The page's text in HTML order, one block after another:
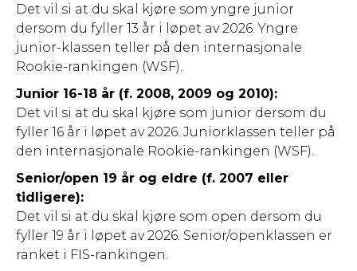
Det vil si at du skal kjøre som yngre junior
dersom du fyller 13 år i løpet av 2026. Yngre
junior-klassen teller på den internasjonale
Rookie-rankingen (WSF).
Junior 16-18 år (f. 2008, 2009 og 2010):
Det vil si at du skal kjøre som junior dersom du
fyller 16 år i løpet av 2026. Juniorklassen teller på
den internasjonale Rookie-rankingen (WSF).
Senior/open 19 år og eldre (f. 2007 eller
tidligere):
Det vil si at du skal kjøre som open dersom du
fyller 19 år i løpet av 2026. Senior/openklassen er
ranket i FIS-rankingen.